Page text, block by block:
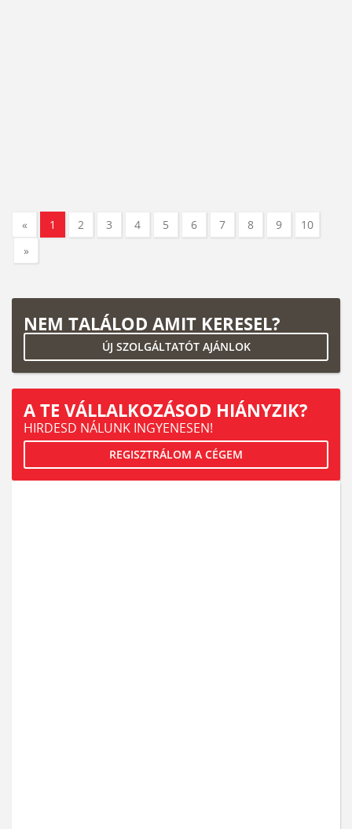
« 1 2 3 4 5 6 7 8 9
10
»
NEM TALÁLOD AMIT KERESEL?
ÚJ SZOLGÁLTATÓT AJÁNLOK
A TE VÁLLALKOZÁSOD HIÁNYZIK?
HIRDESD NÁLUNK INGYENESEN!
REGISZTRÁLOM A CÉGEM